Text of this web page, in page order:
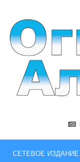
СЕТЕВОЕ ИЗДАНИЕ